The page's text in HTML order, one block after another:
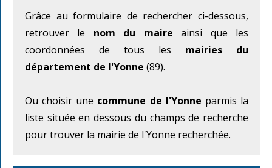
Grâce au formulaire de rechercher ci-dessous,
retrouver le nom du maire ainsi que les
coordonnées de tous les mairies du
département de l'Yonne (89).
Ou choisir une commune de l'Yonne parmis la
liste située en dessous du champs de recherche
pour trouver la mairie de l'Yonne recherchée.